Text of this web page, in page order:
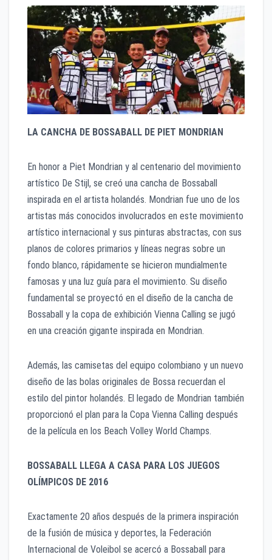
LA CANCHA DE BOSSABALL DE PIET MONDRIAN
En honor a Piet Mondrian y al centenario del movimiento
artístico De Stijl, se creó una cancha de Bossaball
inspirada en el artista holandés. Mondrian fue uno de los
artistas más conocidos involucrados en este movimiento
artístico internacional y sus pinturas abstractas, con sus
planos de colores primarios y líneas negras sobre un
fondo blanco, rápidamente se hicieron mundialmente
famosas y una luz guía para el movimiento. Su diseño
fundamental se proyectó en el diseño de la cancha de
Bossaball y la copa de exhibición Vienna Calling se jugó
en una creación gigante inspirada en Mondrian.
Además, las camisetas del equipo colombiano y un nuevo
diseño de las bolas originales de Bossa recuerdan el
estilo del pintor holandés. El legado de Mondrian también
proporcionó el plan para la Copa Vienna Calling después
de la película en los Beach Volley World Champs.
BOSSABALL LLEGA A CASA PARA LOS JUEGOS
OLÍMPICOS DE 2016
Exactamente 20 años después de la primera inspiración
de la fusión de música y deportes, la Federación
Internacional de Voleibol se acercó a Bossaball para